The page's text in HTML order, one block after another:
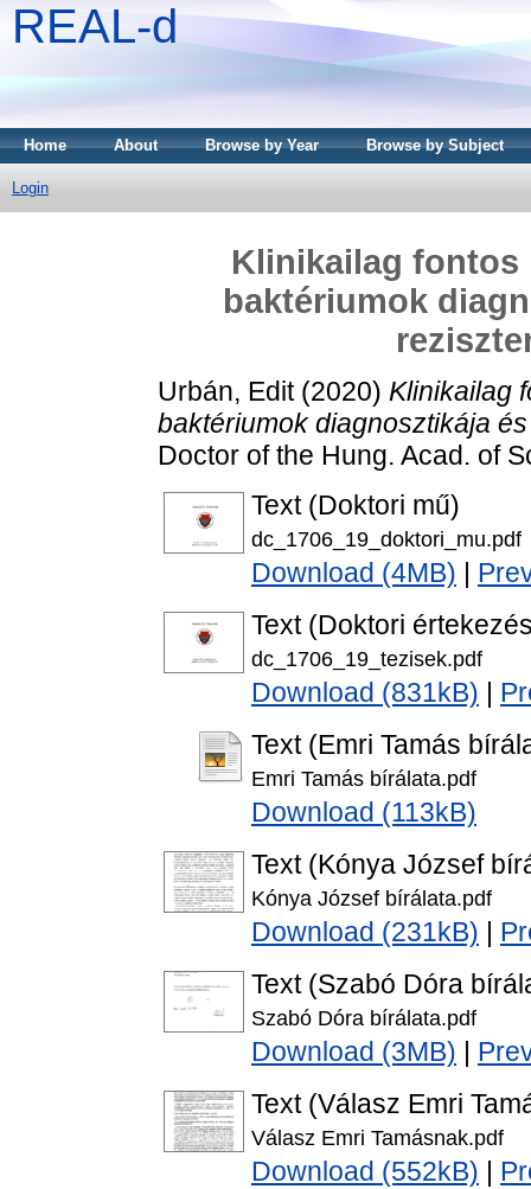
REAL-d
Home About Browse by Year Browse by Subject
Login
Klinikailag fontos
baktériumok
Urbán, Edit(2020) Klinikailag
baktériumok diagnosztikája
Doctor of the Hung. Acad. of
Text (Doktori mű)
dc_1706_19_doktori_mu.pdf
Download (4MB)
Text (Doktori
dc_1706_19_tezisek.pdf
Download (831kB)
Text (Emri Tamás
Emri Tamás bírálata.pdf
Download (113kB)
Text (Kónya József
Kónya József bírálata.pdf
Download (231kB)
Text (Szabó Dóra
Szabó Dóra bírálata.pdf
Download (3MB)
Text (Válasz Emri
Válasz Emri Tamásnak.pdf
Download (552kB)